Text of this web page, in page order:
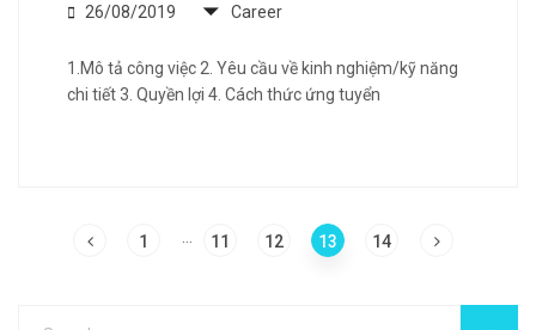
26/08/2019 Career
1.Mô tả công việc 2. Yêu cầu về kinh nghiệm/kỹ năng
chi tiết 3. Quyền lợi 4. Cách thức ứng tuyển
1 11 12 13 14